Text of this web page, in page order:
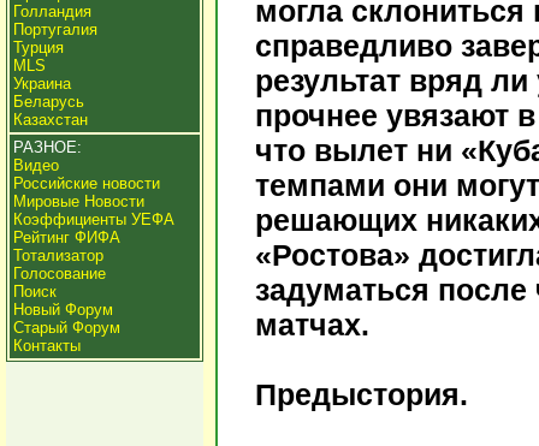
Голландия
Португалия
Турция
MLS
Украина
Беларусь
Казахстан
РАЗНОЕ:
Видео
Российские новости
Мировые Новости
Коэффициенты УЕФА
Рейтинг ФИФА
Тотализатор
Голосование
Поиск
Новый Форум
Старый Форум
Контакты
могла
справедливо
результат вряд
прочнее увязают
что вылет ни
темпами они
решающих
«Ростова»
задуматься
матчах.
Предыстория.